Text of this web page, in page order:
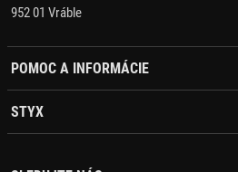
952 01 Vráble
POMOC A INFORMÁCIE
STYX